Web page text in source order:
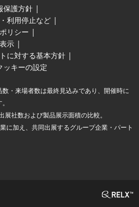
保護方針
利用停止など
リシー
示
に対する基本方針
ッキーの設定
・来場者数は最終見込みであり、開催時に
社数および製品展示面積の比較。
に加え、共同出展するグループ企業・パート